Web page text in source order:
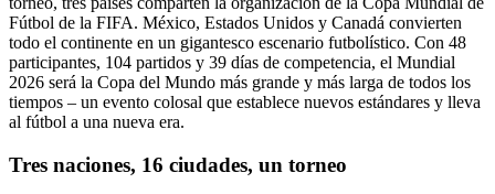
Fútbol de la FIFA. México, Estados Unidos y Canadá convierten
todo el continente en un gigantesco escenario futbolístico. Con 48
participantes, 104 partidos y 39 días de competencia, el Mundial
2026 será la Copa del Mundo más grande y más larga de todos los
tiempos – un evento colosal que establece nuevos estándares y lleva
al fútbol a una nueva era.
Tres naciones, 16 ciudades, un torneo